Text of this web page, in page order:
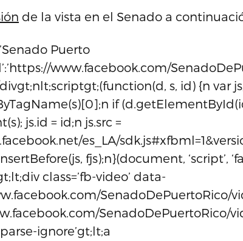
de la vista en el Senado a
Puerto
www.facebook.com/
s, id) {n var
if
js.id = id;n js.src =
es_LA/
fjs);n}(document, ‘script’,
class=’fb-video’ data-
SenadoDePuertoRico/
SenadoDePuertoRico/
ignore’gt;lt;a